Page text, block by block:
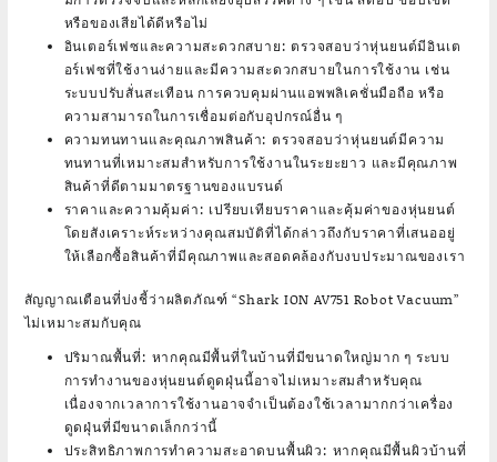
หรือของเสียได้ดีหรือไม่
อินเตอร์เฟซและความสะดวกสบาย: ตรวจสอบว่าหุ่นยนต์มีอินเต
อร์เฟซที่ใช้งานง่ายและมีความสะดวกสบายในการใช้งาน เช่น
ระบบปรับสั่นสะเทือน การควบคุมผ่านแอพพลิเคชั่นมือถือ หรือ
ความสามารถในการเชื่อมต่อกับอุปกรณ์อื่น ๆ
ความทนทานและคุณภาพสินค้า: ตรวจสอบว่าหุ่นยนต์มีความ
ทนทานที่เหมาะสมสำหรับการใช้งานในระยะยาว และมีคุณภาพ
สินค้าที่ดีตามมาตรฐานของแบรนด์
ราคาและความคุ้มค่า: เปรียบเทียบราคาและคุ้มค่าของหุ่นยนต์
โดยสังเคราะห์ระหว่างคุณสมบัติที่ได้กล่าวถึงกับราคาที่เสนออยู่
ให้เลือกซื้อสินค้าที่มีคุณภาพและสอดคล้องกับงบประมาณของเรา
สัญญาณเตือนที่บ่งชี้ว่าผลิตภัณฑ์ “Shark ION AV751 Robot Vacuum”
ไม่เหมาะสมกับคุณ
ปริมาณพื้นที่: หากคุณมีพื้นที่ในบ้านที่มีขนาดใหญ่มาก ๆ ระบบ
การทำงานของหุ่นยนต์ดูดฝุ่นนี้อาจไม่เหมาะสมสำหรับคุณ
เนื่องจากเวลาการใช้งานอาจจำเป็นต้องใช้เวลามากกว่าเครื่อง
ดูดฝุ่นที่มีขนาดเล็กกว่านี้
ประสิทธิภาพการทำความสะอาดบนพื้นผิว: หากคุณมีพื้นผิวบ้านที่